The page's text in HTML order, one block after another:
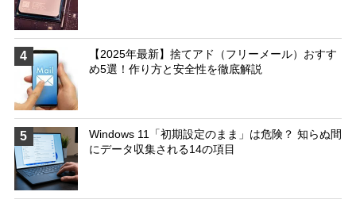
4
【2025年最新】捨てアド（フリーメール）おすす
め5選！作り方と安全性を徹底解説
5
Windows 11「初期設定のまま」は危険？ 知らぬ間
にデータ収集される14の項目